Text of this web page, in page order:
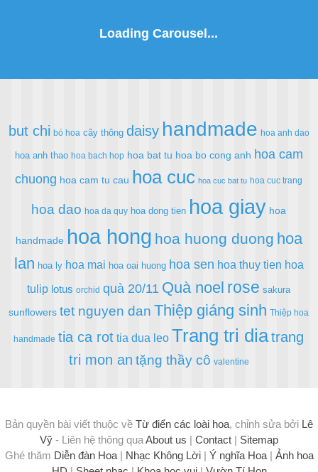
but chi bó hoa cây thông daisy handmade hoa anh dao
hoa anh thao hoa bach hop hoa bat tu hoa bo cong anh hoa cam
chuong hoa cam tu cau hoa cuc hoa cuc bat tu hoa cuc trang
hoa dao hoa da quy hoa dong tien hoa giay hoa
handmade hoa hong hoa huong duong hoa
lan hoa ly hoa mai hoa oai huong hoa sen hoa thuy tien hoa
tulip lotus orchid quà 20/11 Quà noel rose sakura
sunflowers tet nguyen dan Thiệp giáng sinh Thiệp hoa
handmade tia ca rot tia dua leo Trang tri diatrang
tri mon an tặng thầy cô valentine
Bản quyền bài viết thuộc về Từ điển các loài hoa, chỉnh sửa bởi Lê
Vỹ - Liên hệ thông quaAbout us | Contact | Sitemap
Ghé thăm Diễn đàn Hoa| Nhạc Không Lời| Ý nghĩa Hoa| Ảnh hoa